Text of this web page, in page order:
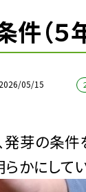
（５
2026/05/15
発芽の条
かにしてい